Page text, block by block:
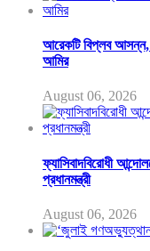
আরেকটি বিপ্লব আসন্ন,
আমির
August 06, 2026
ফ্যাসিবাদবিরোধী
প্রধানমন্ত্রী
August 06, 2026